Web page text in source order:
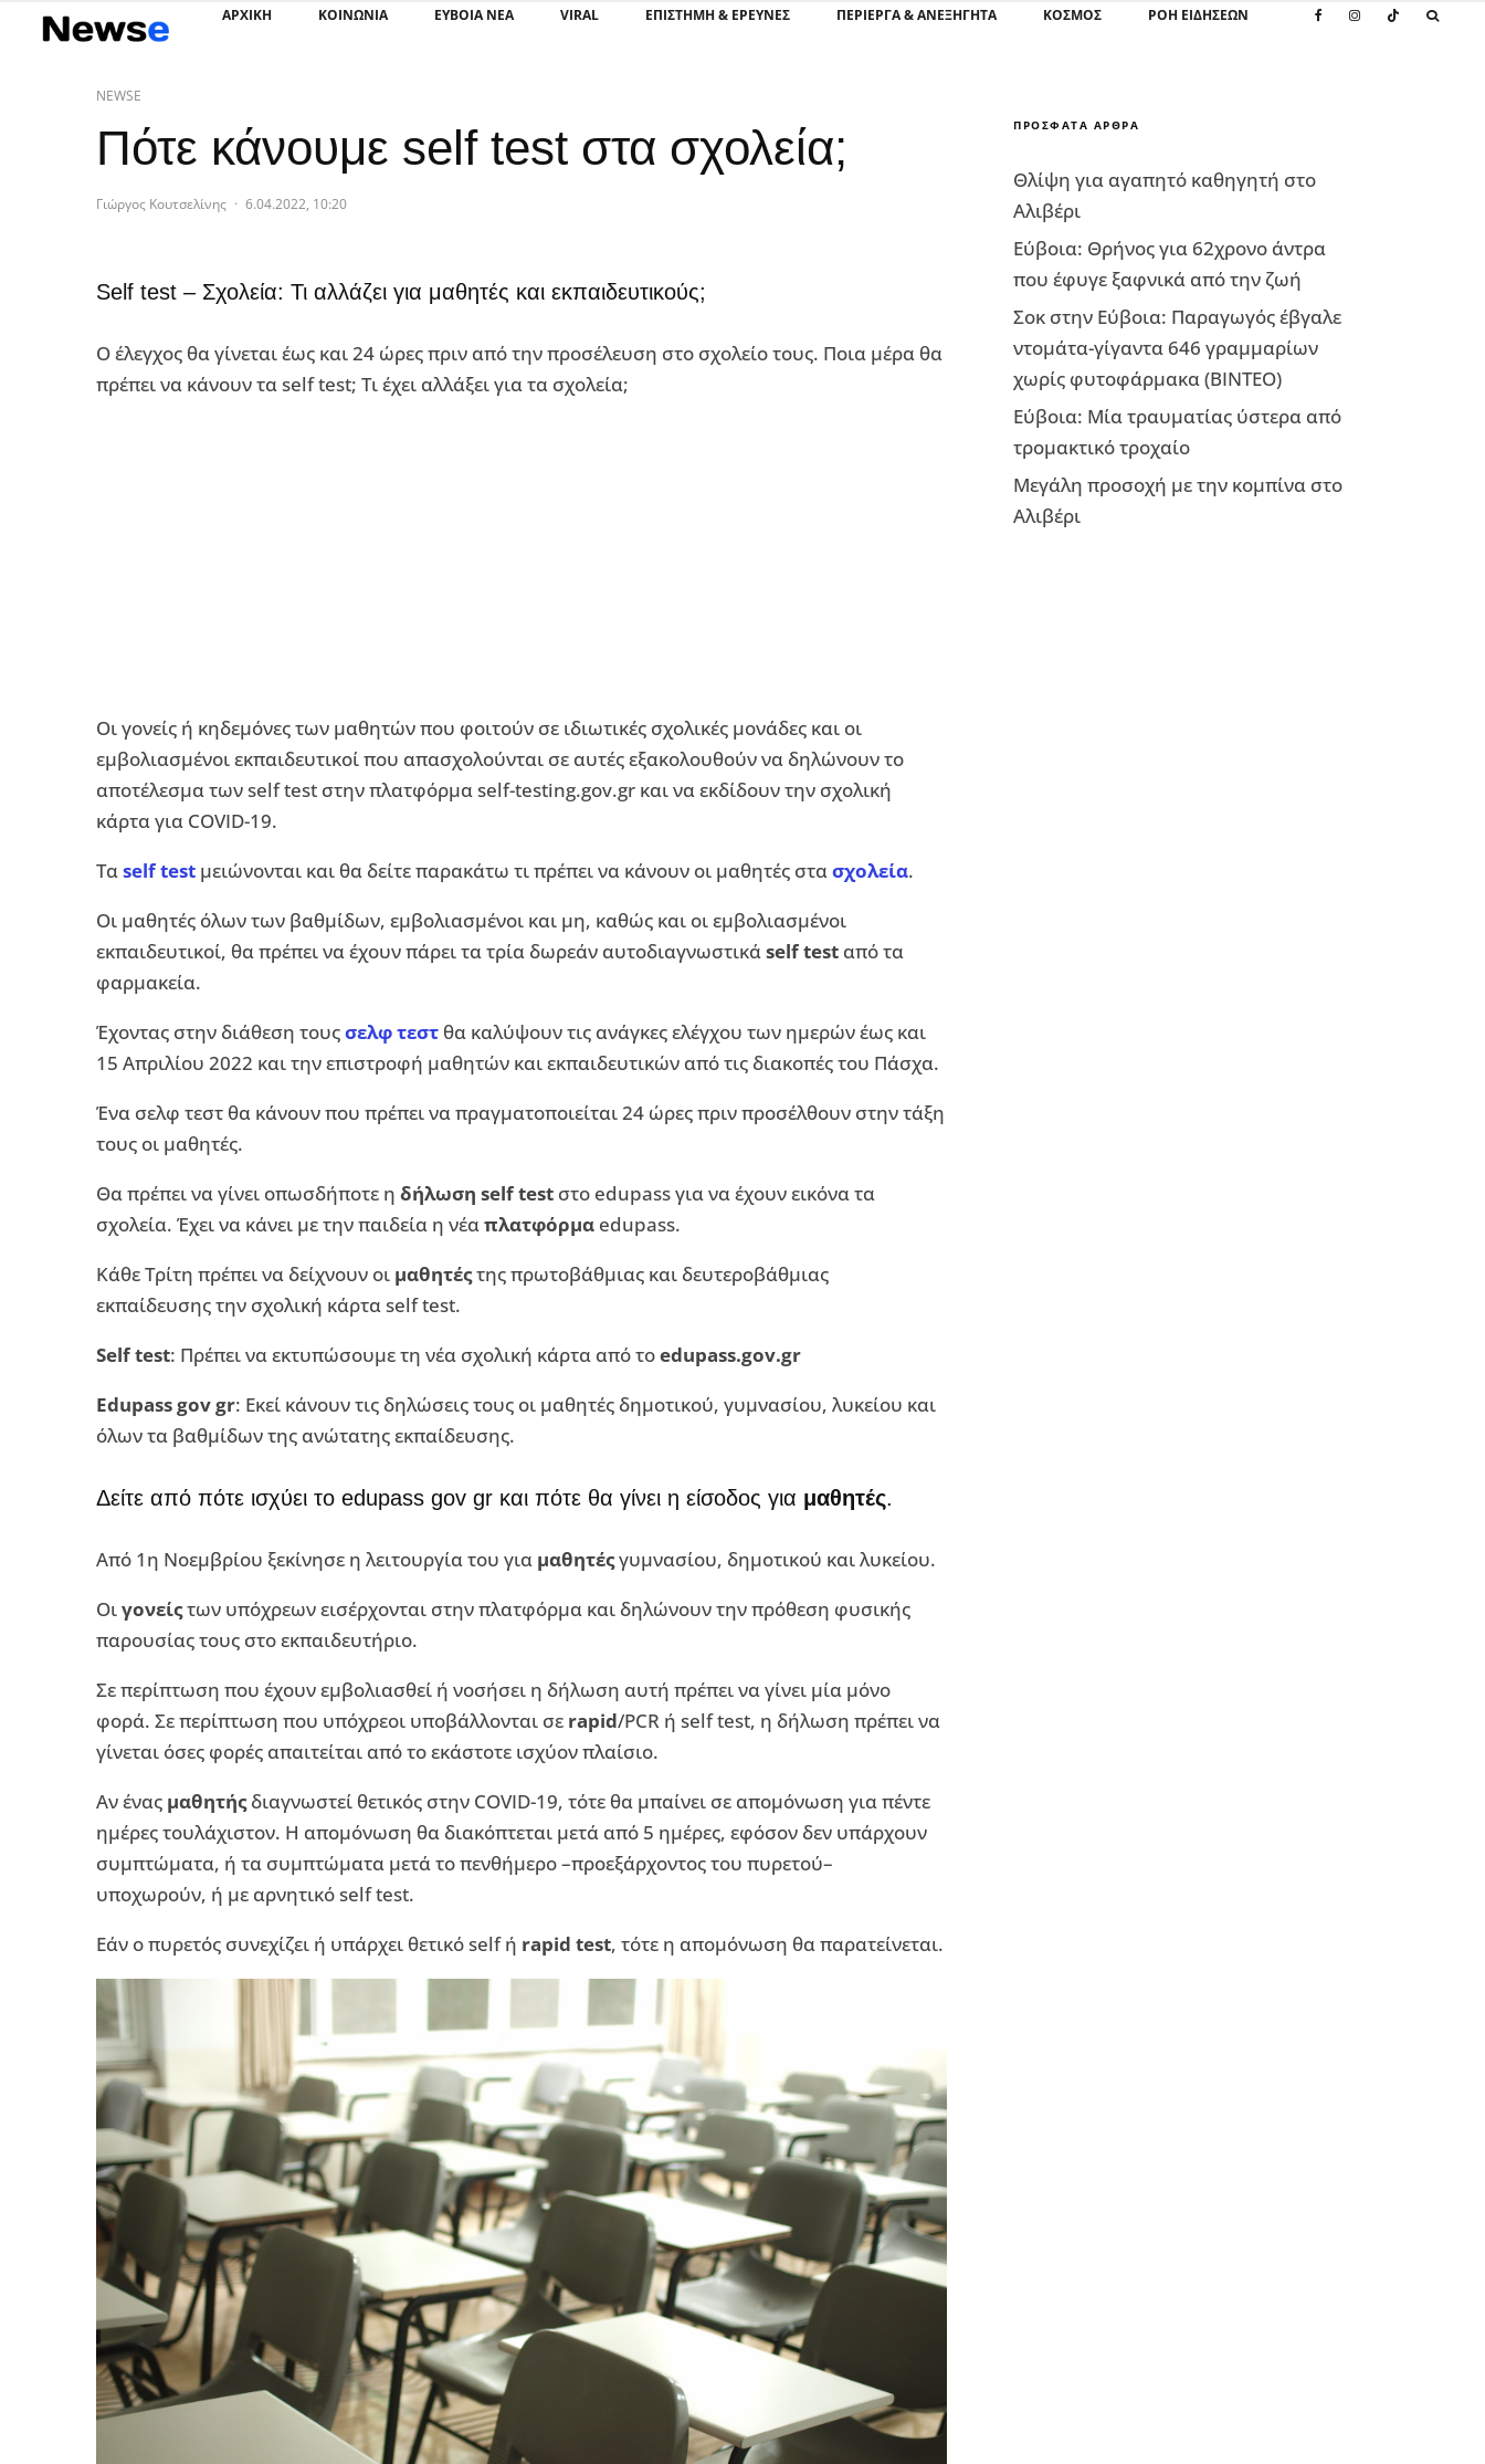
ΑΡΧΙΚΗ ΚΟΙΝΩΝΙΑ ΕΥΒΟΙΑ ΝΕΑ VIRAL ΕΠΙΣΤΉΜΗ & ΈΡΕΥΝΕΣ ΠΕΡΊΕΡΓΑ & ΑΝΕΞΉΓΗΤΑ ΚΌΣΜΟΣ ΡΟΗ ΕΙΔΗΣΕΩΝ
NEWSE
Πότε κάνουμε self test στα σχολεία;
Γιώργος Κουτσελίνης · 6.04.2022, 10:20
Self test – Σχολεία: Τι αλλάζει για μαθητές και εκπαιδευτικούς;
Ο έλεγχος θα γίνεται έως και 24 ώρες πριν από την προσέλευση στο σχολείο τους. Ποια μέρα θα
πρέπει να κάνουν τα self test; Τι έχει αλλάξει για τα σχολεία;
Οι γονείς ή κηδεμόνες των μαθητών που φοιτούν σε ιδιωτικές σχολικές μονάδες και οι
εμβολιασμένοι εκπαιδευτικοί που απασχολούνται σε αυτές εξακολουθούν να δηλώνουν το
αποτέλεσμα των self test στην πλατφόρμα self-testing.gov.gr και να εκδίδουν την σχολική
κάρτα για COVID-19.
Ταself test μειώνονται και θα δείτε παρακάτω τι πρέπει να κάνουν οι μαθητές στασχολεία.
Οι μαθητές όλων των βαθμίδων, εμβολιασμένοι και μη, καθώς και οι εμβολιασμένοι
εκπαιδευτικοί, θα πρέπει να έχουν πάρει τα τρία δωρεάν αυτοδιαγνωστικάself test από τα
φαρμακεία.
Έχοντας στην διάθεση τουςσελφ τεστ θα καλύψουν τις ανάγκες ελέγχου των ημερών έως και
15 Απριλίου 2022 και την επιστροφή μαθητών και εκπαιδευτικών από τις διακοπές του Πάσχα.
Ένα σελφ τεστ θα κάνουν που πρέπει να πραγματοποιείται 24 ώρες πριν προσέλθουν στην τάξη
τους οι μαθητές.
Θα πρέπει να γίνει οπωσδήποτε η δήλωση self test στο edupass για να έχουν εικόνα τα
σχολεία. Έχει να κάνει με την παιδεία η νέαπλατφόρμα edupass.
Κάθε Τρίτη πρέπει να δείχνουν οι μαθητέςτης πρωτοβάθμιας και δευτεροβάθμιας
εκπαίδευσης την σχολική κάρτα self test.
Self test: Πρέπει να εκτυπώσουμε τη νέα σχολική κάρτα από τοedupass.gov.gr
Edupass gov gr: Εκεί κάνουν τις δηλώσεις τους οι μαθητές δημοτικού, γυμνασίου, λυκείου και
όλων τα βαθμίδων της ανώτατης εκπαίδευσης.
Δείτε από πότε ισχύει το edupass gov gr και πότε θα γίνει η είσοδος για μαθητές.
Από 1η Νοεμβρίου ξεκίνησε η λειτουργία του για μαθητέςγυμνασίου, δημοτικού και λυκείου.
Οιγονείςτων υπόχρεων εισέρχονται στην πλατφόρμα και δηλώνουν την πρόθεση φυσικής
παρουσίας τους στο εκπαιδευτήριο.
Σε περίπτωση που έχουν εμβολιασθεί ή νοσήσει η δήλωση αυτή πρέπει να γίνει μία μόνο
φορά. Σε περίπτωση που υπόχρεοι υποβάλλονται σε rapid/PCR ή self test, η δήλωση πρέπει να
γίνεται όσες φορές απαιτείται από το εκάστοτε ισχύον πλαίσιο.
Αν ένας μαθητήςδιαγνωστεί θετικός στην COVID-19, τότε θα μπαίνει σε απομόνωση για πέντε
ημέρες τουλάχιστον. Η απομόνωση θα διακόπτεται μετά από 5 ημέρες, εφόσον δεν υπάρχουν
συμπτώματα, ή τα συμπτώματα μετά το πενθήμερο –προεξάρχοντος του πυρετού–
υποχωρούν, ή με αρνητικό self test.
Εάν ο πυρετός συνεχίζει ή υπάρχει θετικό self ή rapid test, τότε η απομόνωση θα παρατείνεται.
ΠΡΌΣΦΑΤΑ ΆΡΘΡΑ
Θλίψη για αγαπητό καθηγητή στο
Αλιβέρι
Εύβοια: Θρήνος για 62χρονο άντρα
που έφυγε ξαφνικά από την ζωή
Σοκ στην Εύβοια: Παραγωγός έβγαλε
ντομάτα-γίγαντα 646 γραμμαρίων
χωρίς φυτοφάρμακα (ΒΙΝΤΕΟ)
Εύβοια: Μία τραυματίας ύστερα από
τρομακτικό τροχαίο
Μεγάλη προσοχή με την κομπίνα στο
Αλιβέρι